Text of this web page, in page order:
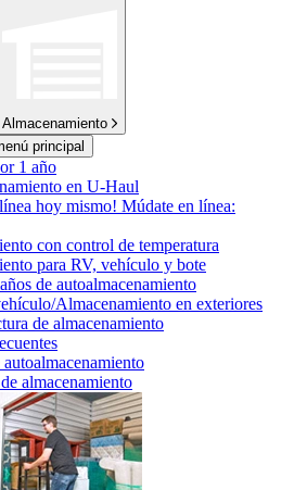
Almacenamiento
principal
1 año
en U-Haul
hoy mismo! Múdate en línea:
con control de temperatura
para RV, vehículo y bote
de autoalmacenamiento
Almacenamiento en exteriores
de almacenamiento
almacenamiento